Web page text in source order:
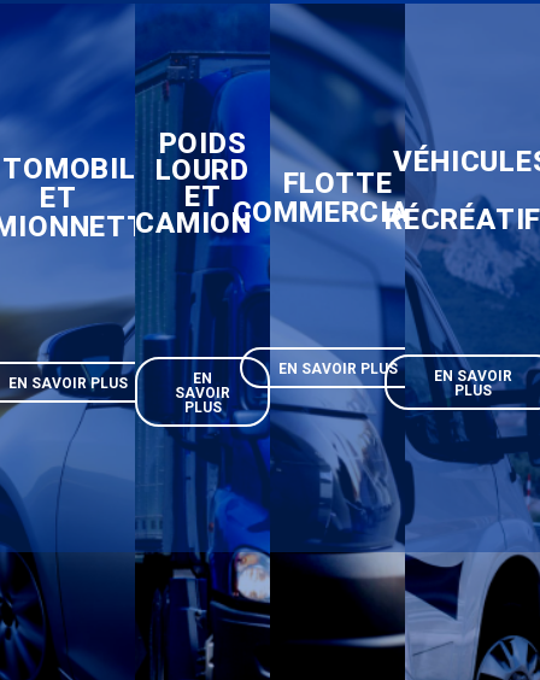
ET
EN SAVOIR PLUS
POIDS
LOURD
ET
CAMION
EN
SAVOIR
PLUS
FLOTTE
COMMERCIALE
EN SAVOIR PLUS
EN SAVOIR
PLUS